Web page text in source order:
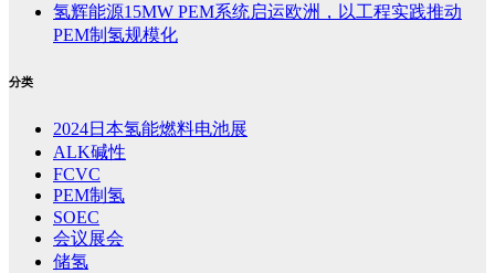
氢辉能源15MW PEM系统启运欧洲，以工程实践推动
PEM制氢规模化
分类
2024日本氢能燃料电池展
ALK碱性
FCVC
PEM制氢
SOEC
会议展会
储氢